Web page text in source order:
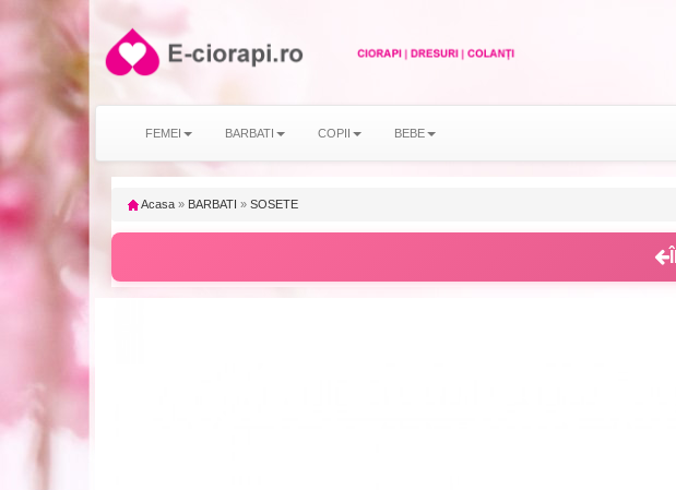
FEMEI BARBATI COPII BEBE
Acasa » BARBATI » SOSETE